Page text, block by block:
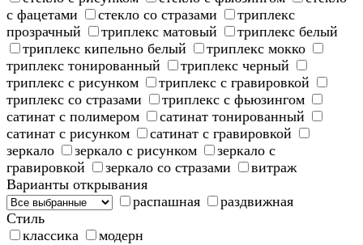
с фацетами
стекло со стразами
триплекс
прозрачный
триплекс матовый
триплекс белый
триплекс кипельно белый
триплекс мокко
триплекс тонированный
триплекс черный
триплекс с рисунком
триплекс с гравировкой
триплекс со стразами
триплекс с фьюзингом
сатинат с полимером
сатинат тонированный
сатинат с рисунком
сатинат с гравировкой
зеркало
зеркало с рисунком
зеркало с
гравировкой
зеркало со стразами
витраж
Варианты открывания
распашная
раздвижная
Стиль
классика
модерн